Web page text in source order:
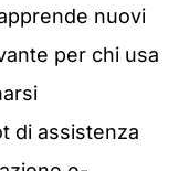
nuovi
per chi usa
di assistenza